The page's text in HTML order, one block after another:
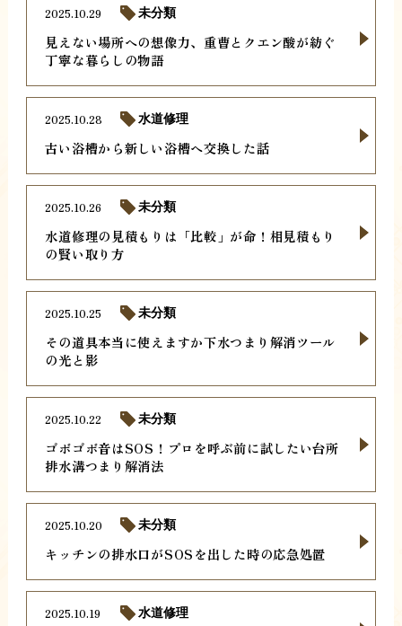
見えない場所への想像力、重曹とクエン酸が紡ぐ
丁寧な暮らしの物語
2025.10.29 未分類
古い浴槽から新しい浴槽へ交換した話
2025.10.28 水道修理
水道修理の見積もりは「比較」が命！相見積もり
の賢い取り方
2025.10.26 未分類
その道具本当に使えますか下水つまり解消ツール
の光と影
2025.10.25 未分類
ゴボゴボ音はSOS！プロを呼ぶ前に試したい台所
排水溝つまり解消法
2025.10.22 未分類
キッチンの排水口がSOSを出した時の応急処置
2025.10.20 未分類
2025.10.19 水道修理